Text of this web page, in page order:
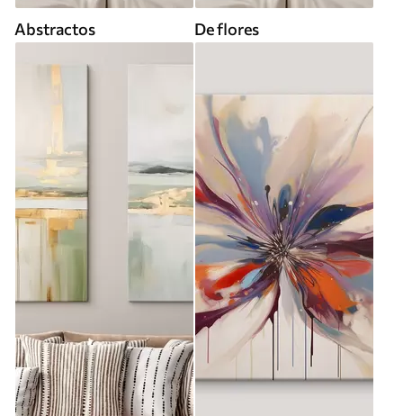
Abstractos De flores